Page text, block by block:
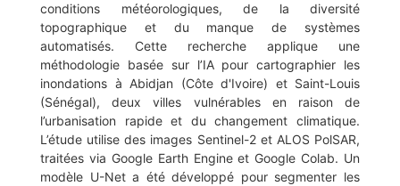
conditions météorologiques, de la diversité
topographique et du manque de systèmes
automatisés. Cette recherche applique une
méthodologie basée sur l’IA pour cartographier les
inondations à Abidjan (Côte d'Ivoire) et Saint-Louis
(Sénégal), deux villes vulnérables en raison de
l’urbanisation rapide et du changement climatique.
L’étude utilise des images Sentinel-2 et ALOS PolSAR,
traitées via Google Earth Engine et Google Colab. Un
modèle U-Net a été développé pour segmenter les